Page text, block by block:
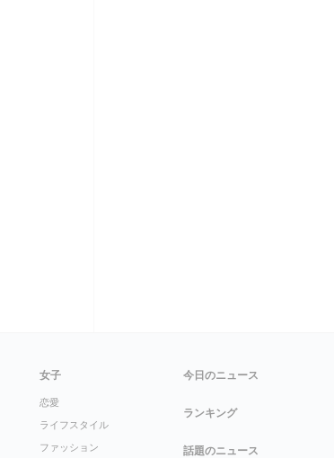
女子
恋愛
ライフスタイル
ファッション
今日のニュース
ランキング
話題のニュース